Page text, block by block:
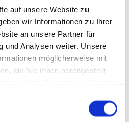
auf unsere Website zu
wir Informationen zu Ihrer
an unsere Partner für
und Analysen weiter. Unsere
möglicherweise mit
die Sie ihnen bereitgestellt